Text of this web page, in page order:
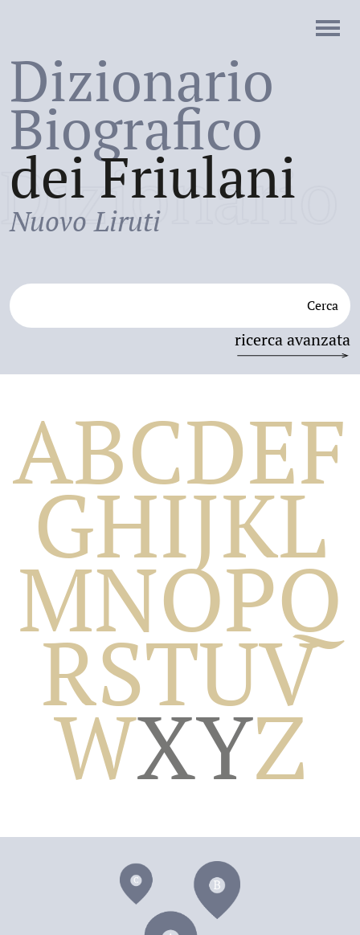
Dizionario
Biografico
dei Friulani
Nuovo Liruti
Cerca
ricerca avanzata
Dizionario
Biografico
ABCDEF
GHIJKL
MNOPQ
RSTUV
WXYZ